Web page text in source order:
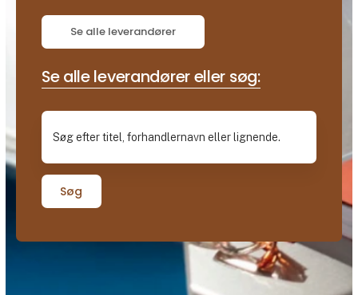
Se alle leverandører
Se alle leverandører eller søg:
Søg